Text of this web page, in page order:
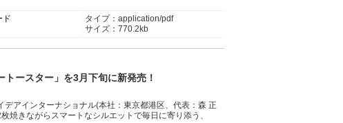
ド
タイプ：application/pdf
サイズ：770.2kb
ースター」を3月下旬に新発売！
アインターナショナル(本社：東京都港区、代表：森 正
焼きながらスマートなシルエットで毎日に寄り添う、